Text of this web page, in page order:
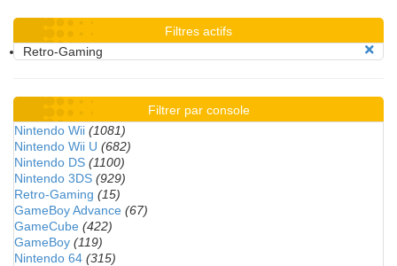
Filtres actifs
Retro-Gaming
Filtrer par console
Nintendo Wii (1081)
Nintendo Wii U (682)
Nintendo DS (1100)
Nintendo 3DS (929)
Retro-Gaming (15)
GameBoy Advance (67)
GameCube (422)
GameBoy (119)
Nintendo 64 (315)